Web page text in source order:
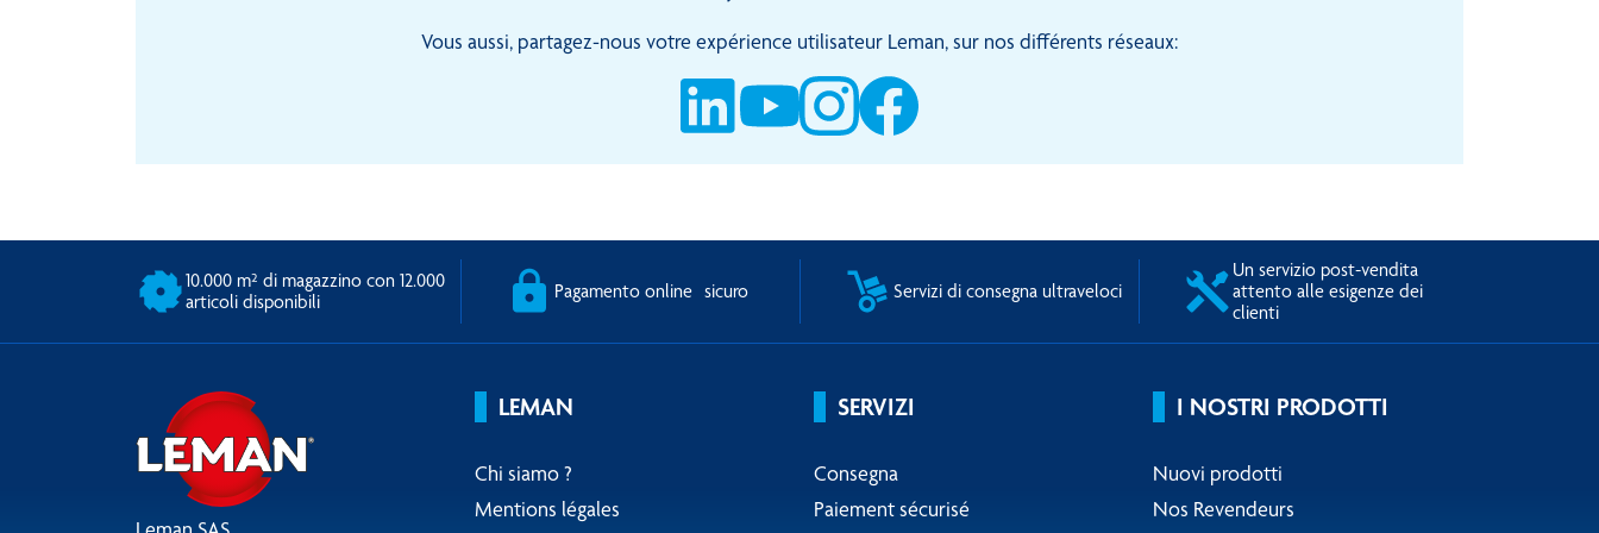
Vous aussi, partagez-nous votre expérience utilisateur Leman, sur nos différents réseaux:
10.000 m² di magazzino con 12.000
articoli disponibili
Pagamento online sicuro Servizi di consegna ultraveloci
Un servizio post-vendita
attento alle esigenze dei
clienti
LEMAN
Chi siamo ?
Mentions légales
SERVIZI
Consegna
Paiement sécurisé
I NOSTRI PRODOTTI
Nuovi prodotti
Nos Revendeurs